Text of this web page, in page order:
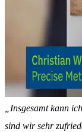
„Insgesamt kann
sind wir sehr